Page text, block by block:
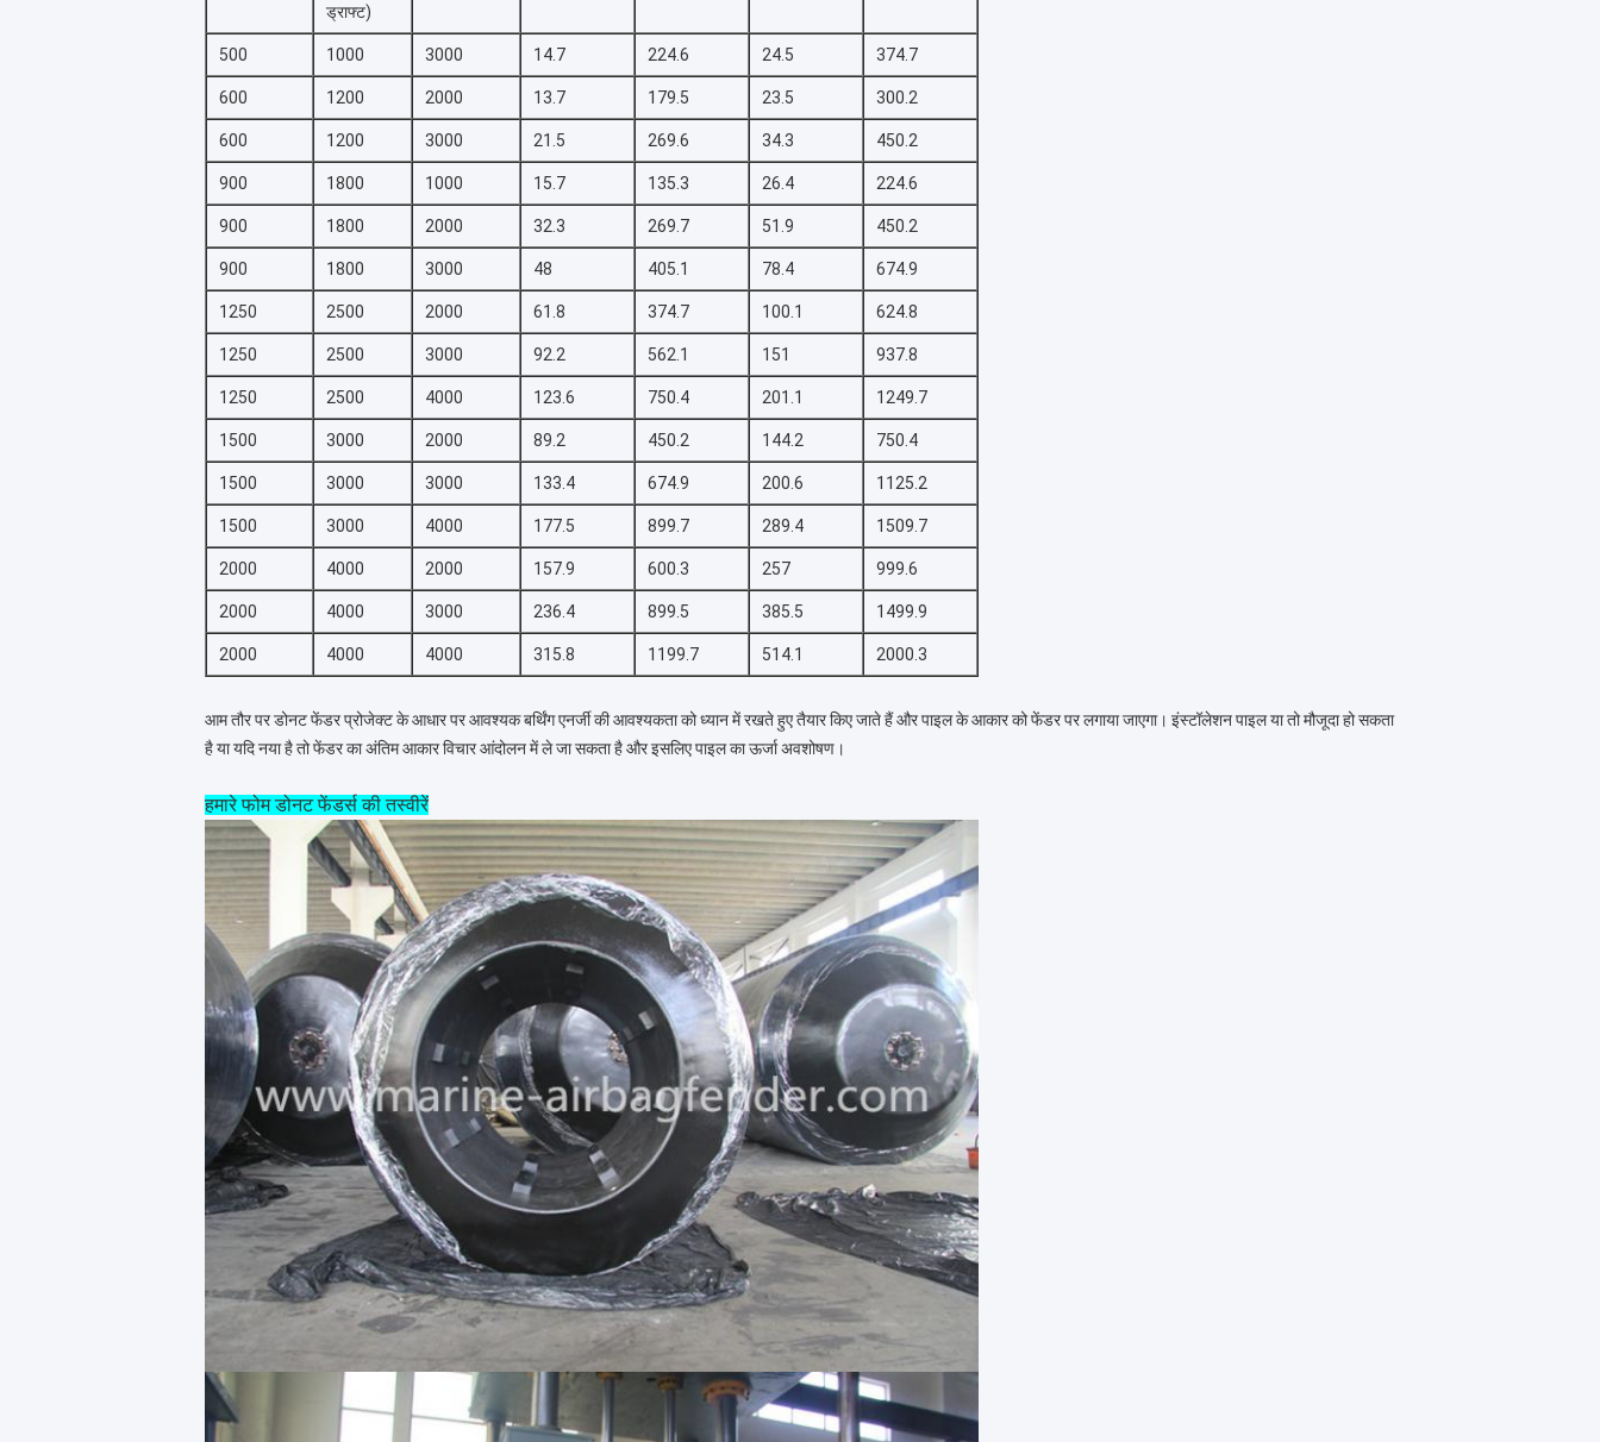
ड्राफ्ट)
500 1000 3000 14.7 224.6 24.5 374.7
600 1200 2000 13.7 179.5 23.5 300.2
600 1200 3000 21.5 269.6 34.3 450.2
900 1800 1000 15.7 135.3 26.4 224.6
900 1800 2000 32.3 269.7 51.9 450.2
900 1800 3000 48 405.1 78.4 674.9
1250 2500 2000 61.8 374.7 100.1 624.8
1250 2500 3000 92.2 562.1 151 937.8
1250 2500 4000 123.6 750.4 201.1 1249.7
1500 3000 2000 89.2 450.2 144.2 750.4
1500 3000 3000 133.4 674.9 200.6 1125.2
1500 3000 4000 177.5 899.7 289.4 1509.7
2000 4000 2000 157.9 600.3 257 999.6
2000 4000 3000 236.4 899.5 385.5 1499.9
2000 4000 4000 315.8 1199.7 514.1 2000.3
आम तौर पर डोनट फेंडर प्रोजेक्ट के आधार पर आवश्यक बर्थिंग एनर्जी की आवश्यकता को ध्यान में रखते हुए तैयार किए जाते हैं और पाइल के आकार को फेंडर पर लगाया जाएगा। इंस्टॉलेशन पाइल या तो मौजूदा हो सकता
है या यदि नया है तो फेंडर का अंतिम आकार विचार आंदोलन में ले जा सकता है और इसलिए पाइल का ऊर्जा अवशोषण।
हमारे फोम डोनट फेंडर्स की तस्वीरें